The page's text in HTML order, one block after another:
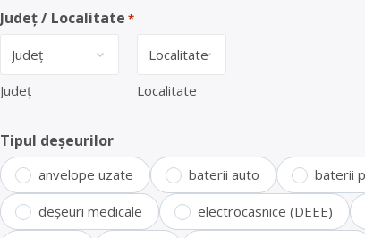
Județ / Localitate *
Județ Localitate
Tipul deșeurilor
anvelope uzate baterii auto baterii
deșeuri medicale electrocasnice (DEEE)